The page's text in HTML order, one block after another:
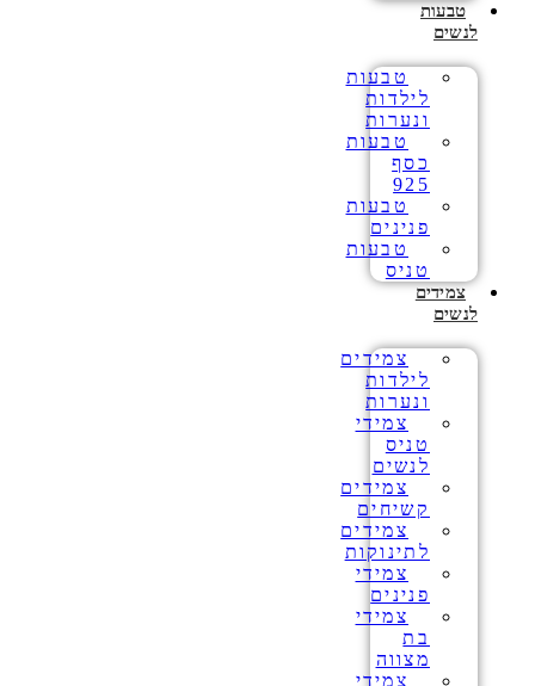
טבעות
לנשים
טבעות
לילדות
ונערות
טבעות
כסף
925
טבעות
פנינים
טבעות
טניס
צמידים
לנשים
צמידים
לילדות
ונערות
צמידי
טניס
לנשים
צמידים
קשיחים
צמידים
לתינוקות
צמידי
פנינים
צמידי
בת
מצווה
צמידי